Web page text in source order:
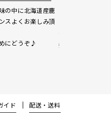
の中に北海道産鹿
スよくお楽しみ頂
にどうぞ♪
☆
数量限定なので
イド 配送・送料